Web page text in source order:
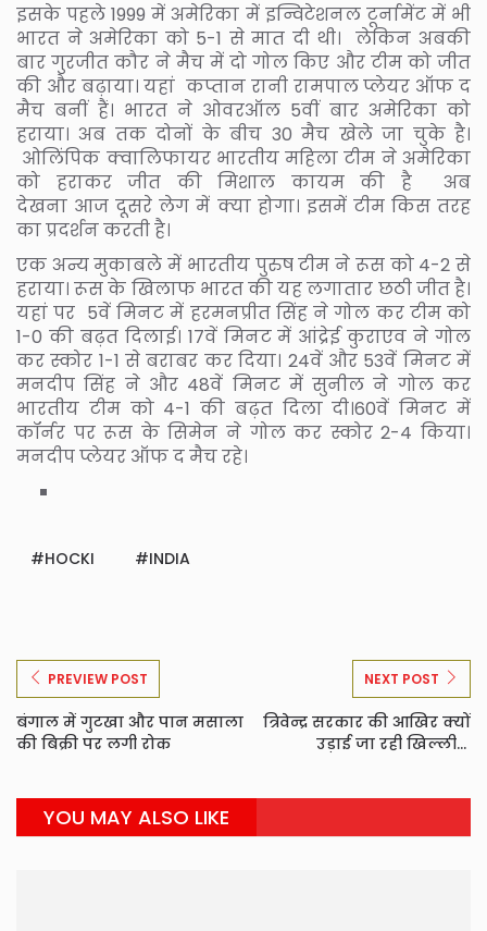
इसके पहले 1999 में अमेरिका में इन्विटेशनल टूर्नामेंट में भी
भारत ने अमेरिका को 5-1 से मात दी थी। लेकिन अबकी
बार गुरजीत कौर ने मैच में दो गोल किए और टीम को जीत
की और बढ़ाया। यहां कप्तान रानी रामपाल प्लेयर ऑफ द
मैच बनीं हैं। भारत ने ओवरऑल 5वीं बार अमेरिका को
हराया। अब तक दोनों के बीच 30 मैच खेले जा चुके है।
ओलिंपिक क्वालिफायर भारतीय महिला टीम ने अमेरिका
को हराकर जीत की मिशाल कायम की है अब
देखना आज दूसरे लेग में क्या होगा। इसमें टीम किस तरह
का प्रदर्शन करती है।
एक अन्य मुकाबले में भारतीय पुरुष टीम ने रूस को 4-2 से
हराया। रूस के खिलाफ भारत की यह लगातार छठी जीत है।
यहां पर 5वें मिनट में हरमनप्रीत सिंह ने गोल कर टीम को
1-0 की बढ़त दिलाई। 17वें मिनट में आंद्रेई कुराएव ने गोल
कर स्कोर 1-1 से बराबर कर दिया। 24वें और 53वें मिनट में
मनदीप सिंह ने और 48वें मिनट में सुनील ने गोल कर
भारतीय टीम को 4-1 की बढ़त दिला दी।60वें मिनट में
कॉर्नर पर रूस के सिमेन ने गोल कर स्कोर 2-4 किया।
मनदीप प्लेयर ऑफ द मैच रहे।
HOCKI INDIA
PREVIEW POST
बंगाल में गुटखा और पान मसाला
की बिक्री पर लगी रोक
NEXT POST
त्रिवेन्द्र सरकार की आखिर क्यों
उड़ाई जा रही खिल्ली...
YOU MAY ALSO LIKE